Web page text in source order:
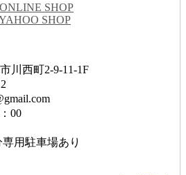
SHOP
SHOP
川西町2-9-11-1F
00
用駐車場あり